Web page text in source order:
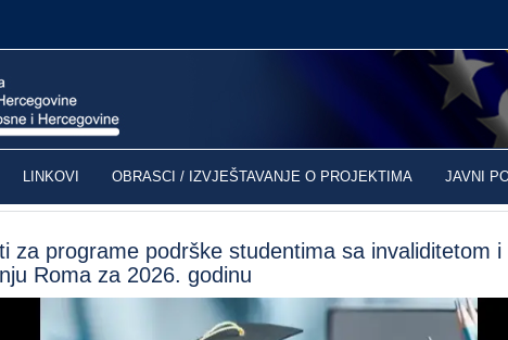
LINKOVI OBRASCI / IZVJEŠTAVANJE O PROJEKTIMA JAVNI
za programe podrške studentima sa invaliditetom i
Roma za 2026. godinu